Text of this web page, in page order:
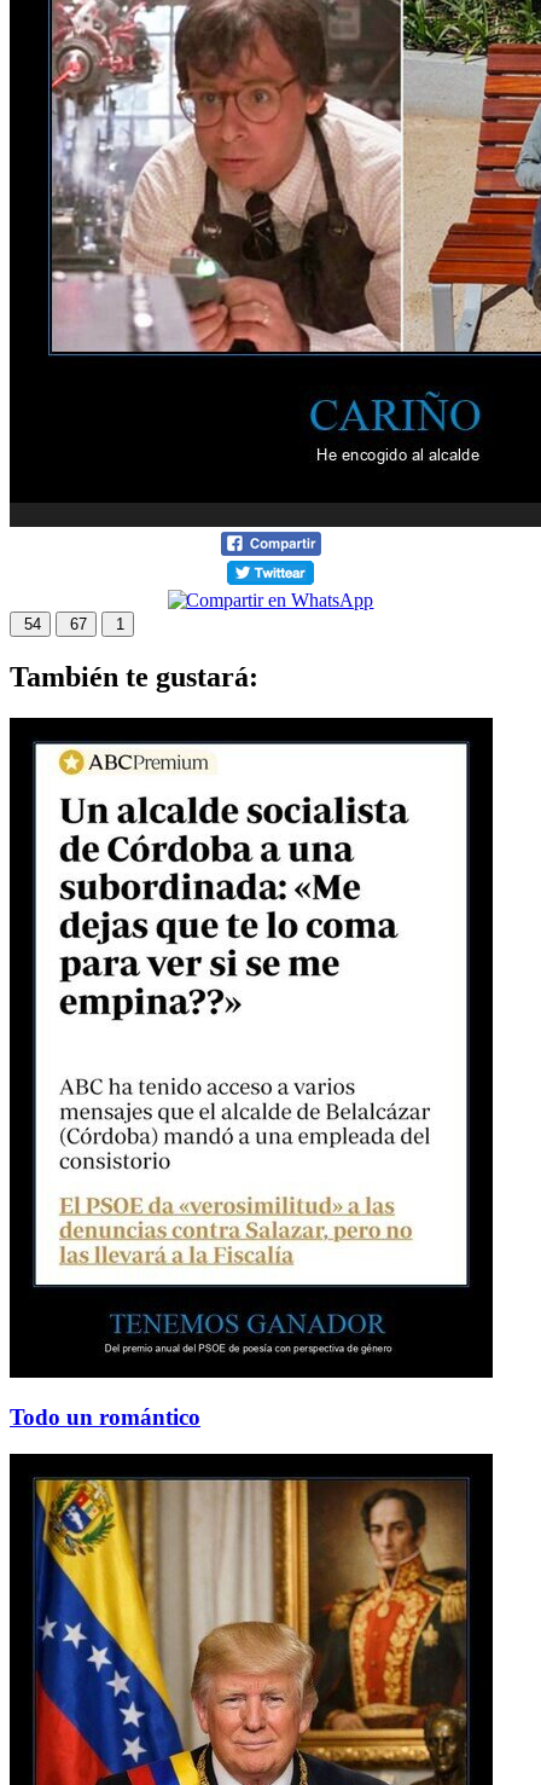
54 67 1
También te gustará:
Todo un romántico